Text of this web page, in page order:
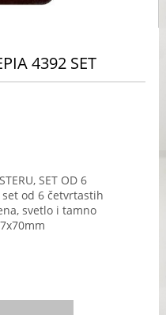
4392 SET
SET OD 6
set od 6 četvrtastih
svetlo i tamno